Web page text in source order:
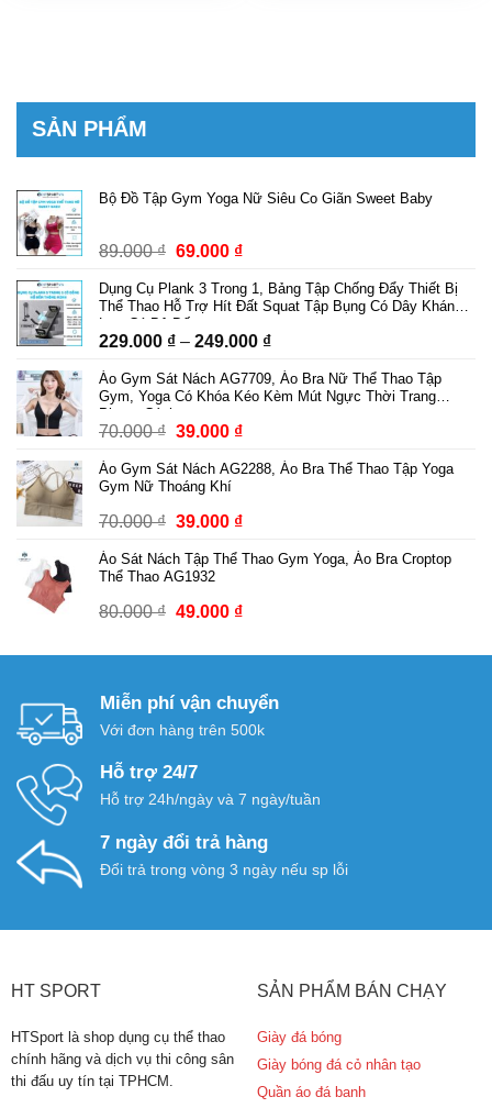
SẢN PHẨM
Bộ Đồ Tập Gym Yoga Nữ Siêu Co Giãn Sweet Baby
89.000₫ Giá
là:
89.000 ₫.
69.000 ₫Giá
tại
69.000 ₫.
Dụng Cụ Plank 3 Trong 1, Bảng Tập Chống Đẩy Thiết Bị
Thể Thao Hỗ Trợ Hít Đất Squat Tập Bụng Có Dây Kháng
Lực Có Bộ Đếm
229.000 ₫ – 249.000 ₫Khoảng
từ
229.000 ₫
Áo Gym Sát Nách AG7709, Áo Bra Nữ Thể Thao Tập
Gym, Yoga Có Khóa Kéo Kèm Mút Ngực Thời Trang
Phong Cách
70.000₫ Giá
là:
70.000 ₫.
39.000 ₫Giá
tại
39.000 ₫.
Áo Gym Sát Nách AG2288, Áo Bra Thể Thao Tập Yoga
Gym Nữ Thoáng Khí
70.000₫ Giá
là:
39.000 ₫Giá
tại
39.000 ₫.
Áo Sát Nách Tập Thể Thao Gym Yoga, Áo Bra Croptop
Thể Thao AG1932
80.000₫ Giá
là:
49.000 ₫Giá
tại
49.000 ₫.
Miễn phí vận chuyển
Với đơn hàng trên 500k
Hỗ trợ 24/7
Hỗ trợ 24h/ngày và 7 ngày/tuần
7 ngày đổi trả hàng
Đổi trả trong vòng 3 ngày nếu sp lỗi
HT SPORT
HTSport là shop dụng cụ thể thao
chính hãng và dịch vụ thi công sân
thi đấu uy tín tại TPHCM.
SẢN PHẨM BÁN CHẠY
Giày đá bóng
Giày bóng đá cỏ nhân tạo
Quần áo đá banh